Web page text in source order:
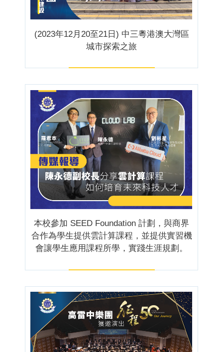
(2023年12月20至21日) 中三粵港澳大灣區
城市探索之旅
本校參加 SEED Foundation 計劃，與商界
合作為學生提供雲計算課程，並提供實習機
會讓學生應用課程所學，實踐生涯規劃。